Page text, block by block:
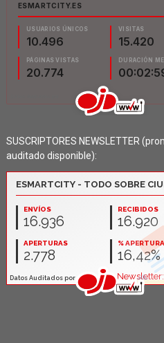
SUSCRIPTORES NEWSLETTER
auditado disponible):